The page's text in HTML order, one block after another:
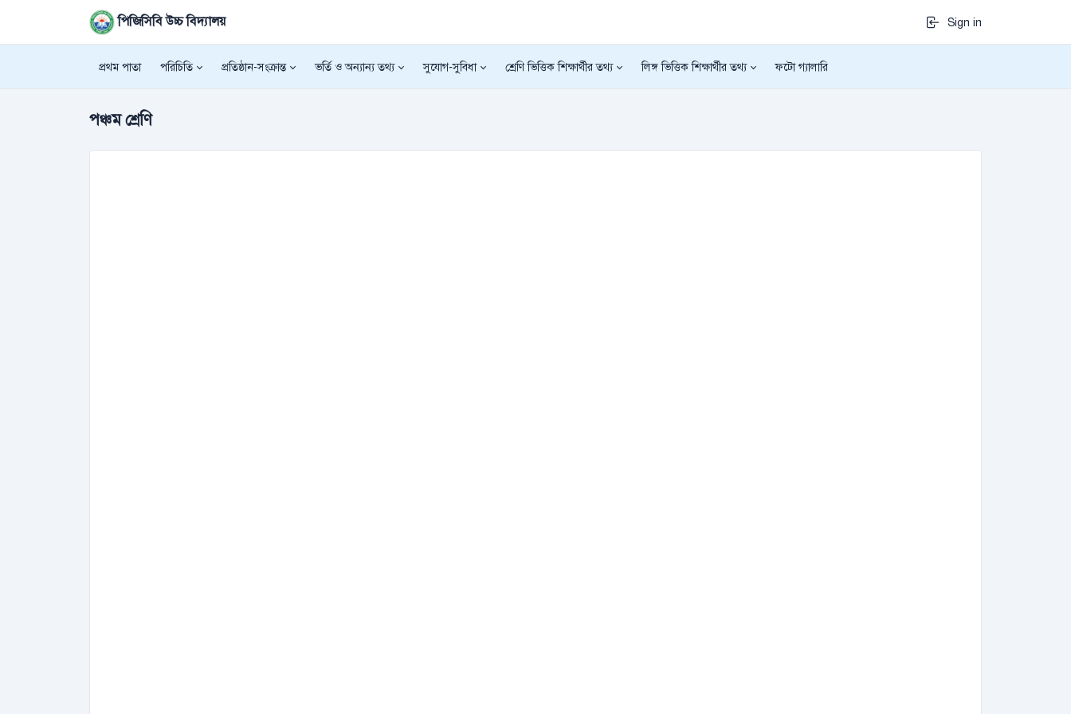
পিজিসিবি উচ্চ বিদ্যালয় Sign in
প্রথম পাতা পরিচিতি প্রতিষ্ঠান-সংক্রান্ত ভর্তি ও অন্যান্য তথ্য সুযোগ-সুবিধা শ্রেণি ভিত্তিক শিক্ষার্থীর তথ্য লিঙ্গ ভিত্তিক শিক্ষার্থীর তথ্য ফটো গ্যালারি
পঞ্চম শ্রেণি